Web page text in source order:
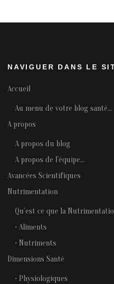
NAVIGUER DANS LE
Accueil
Au menu de votre blog santé…
A propos
A propos du blog
A propos de l’équipe…
Avancées Scientifiques
Nutrimentation
Qu’est ce que la
• Aliments
• Nutriments
Dimensions Santé
• Physiologiques